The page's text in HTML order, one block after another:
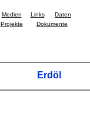
Medien Links
Daten
Projekte
Dokumente
Erdöl